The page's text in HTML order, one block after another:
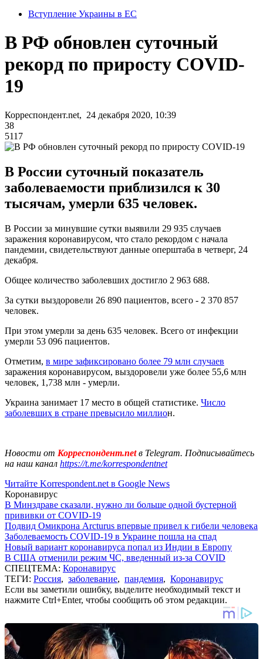
Вступление Украины в ЕС
В РФ обновлен суточный
рекорд по приросту COVID-
19
Корреспондент.net, 24 декабря 2020, 10:39
38
5117
В России суточный показатель
заболеваемости приблизился к 30
тысячам, умерли 635 человек.
В России за минувшие сутки выявили 29 935 случаев
заражения коронавирусом, что стало рекордом с начала
пандемии, свидетельствуют данные оперштаба в четверг, 24
декабря.
Общее количество заболевших достигло 2 963 688.
За сутки выздоровели 26 890 пациентов, всего - 2 370 857
человек.
При этом умерли за день 635 человек. Всего от инфекции
умерли 53 096 пациентов.
Отметим, в мире зафиксировано более 79 млн случаев
заражения коронавирусом, выздоровели уже более 55,6 млн
человек, 1,738 млн - умерли.
Украина занимает 17 место в общей статистике. Число
заболевших в стране превысило миллион.
Новости от Корреспондент.netв Telegram. Подписывайтесь
на наш канал https://t.me/korrespondentnet
Читайте Korrespondent.net в Google News
Коронавирус
В Минздраве сказали, нужно ли больше одной бустерной
прививки от COVID-19
Подвид Омикрона Arcturus впервые привел к гибели человека
Заболеваемость COVID-19 в Украине пошла на спад
Новый вариант коронавируса попал из Индии в Европу
В США отменили режим ЧС, введенный из-за COVID
СПЕЦТЕМА: Коронавирус
ТЕГИ: Россия, заболевание, пандемия, Коронавирус
Если вы заметили ошибку, выделите необходимый текст и
нажмите Ctrl+Enter, чтобы сообщить об этом редакции.